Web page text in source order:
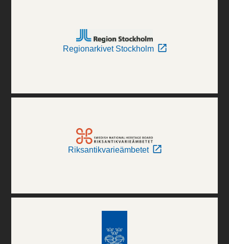
Regionarkivet Stockholm
Riksantikvarieämbetet